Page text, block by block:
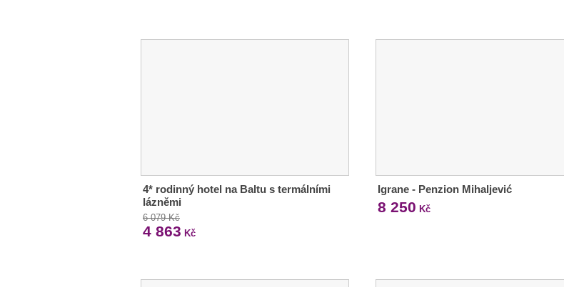
4* rodinný hotel na Baltu s termálními
lázněmi
6 079 Kč
4 863 Kč
Igrane - Penzion Mihaljević
8 250 Kč